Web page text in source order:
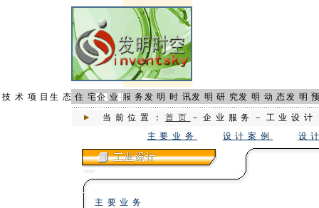
术项目生态住宅企业服务发明时讯发明研究发明动态发明
当前位置：首页
－企业服务－工业设计
主要业务
设计案例 设
主要业务